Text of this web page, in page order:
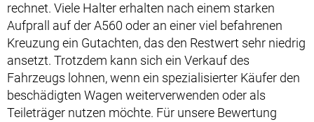
rechnet. Viele Halter erhalten nach einem starken
Aufprall auf der A560 oder an einer viel befahrenen
Kreuzung ein Gutachten, das den Restwert sehr niedrig
ansetzt. Trotzdem kann sich ein Verkauf des
Fahrzeugs lohnen, wenn ein spezialisierter Käufer den
beschädigten Wagen weiterverwenden oder als
Teileträger nutzen möchte. Für unsere Bewertung